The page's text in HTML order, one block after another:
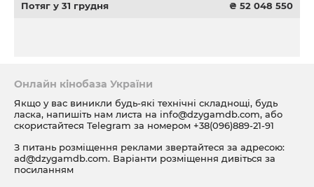
Потяг у 31 грудня ₴ 52 048 550
Онлайн кінобаза України
Якщо у вас виникли будь-які технічні складнощі, будь
ласка, напишіть нам листа на info@dzygamdb.com, або
скористайтеся Telegram за номером +38(096)889-21-91
З питань розміщення реклами звертайтеся за адресою:
ad@dzygamdb.com. Варіанти розміщення дивіться за
посиланням